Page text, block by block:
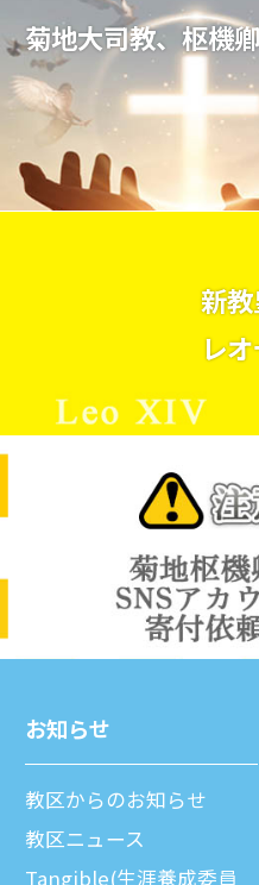
菊地大司教、枢機
新
レ
お知らせ
教区からのお知らせ
教区ニュース
Tangible(生涯養成委員